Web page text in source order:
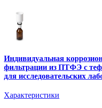
Индивидуальная
фильтрации из ПТФЭ с
для исследовательских
Характеристики